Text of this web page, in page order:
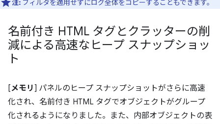
注: フィルタを適用せずにログ全体をコピーすることもできます。
名前付き HTML タグとクラッターの削
減による高速なヒープ スナップショッ
ト
[メモリ ] パネルのヒープ スナップショットがさらに高速
化され、名前付き HTML タグでオブジェクトがグループ
化されるようになりました。また、内部オブジェクトの表